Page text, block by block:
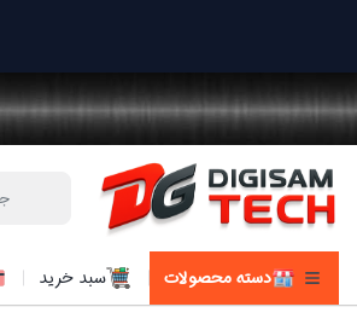
دسته محصولات سبد خرید